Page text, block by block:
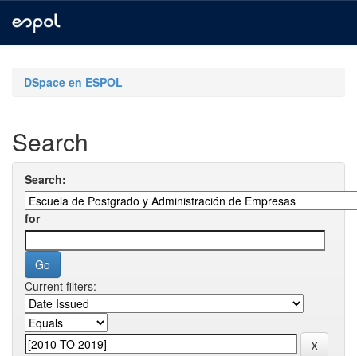
navigationDSpace en ESPOL
Search
Search:
for
Current filters: